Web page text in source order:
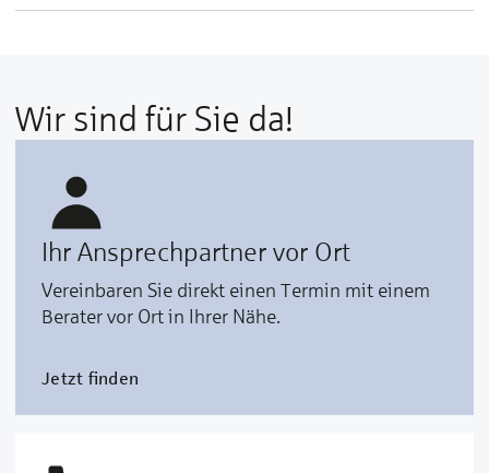
Wir sind für Sie da!
Ihr Ansprechpartner vor Ort
Vereinbaren Sie direkt einen Termin mit einem
Berater vor Ort in Ihrer Nähe.
Jetzt finden